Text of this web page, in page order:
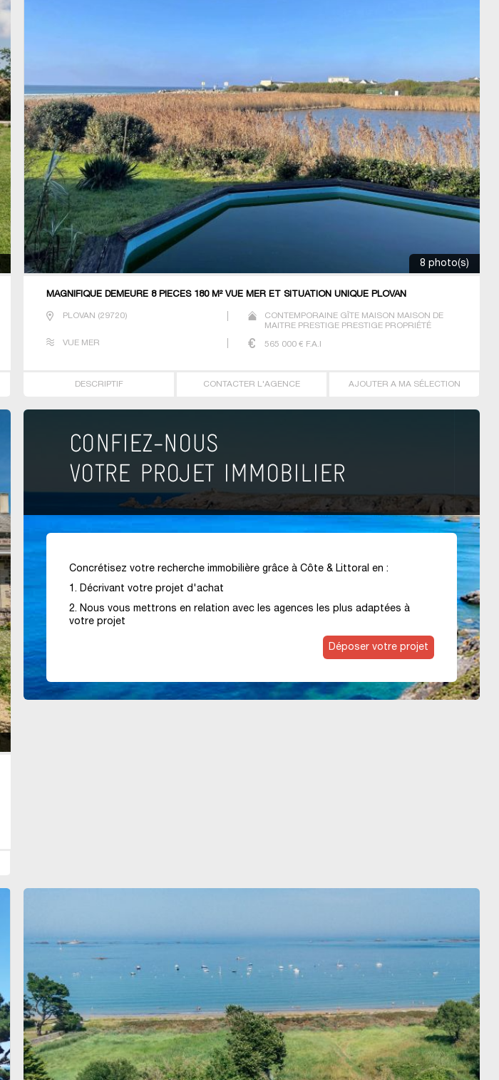
8 photo(s)
MAGNIFIQUE DEMEURE 8 PIECES 180 M² VUE MER ET SITUATION UNIQUE PLOVAN
PLOVAN (29720)
CONTEMPORAINE GÎTE MAISON MAISON DE
MAITRE PRESTIGE PRESTIGE PROPRIÉTÉ
VUE MER
565 000 € F.A.I
DESCRIPTIF CONTACTER L'AGENCE AJOUTER A MA SÉLECTION
Concrétisez votre recherche immobilière grâce à Côte & Littoral en :
1. Décrivant votre projet d'achat
2. Nous vous mettrons en relation avec les agences les plus adaptées à
votre projet
Déposer votre projet